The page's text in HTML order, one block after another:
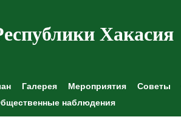
Хакасия
Галерея Мероприятия Советы
наблюдения